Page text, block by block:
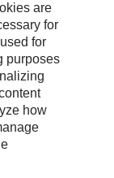
are
for
for
purposes
how